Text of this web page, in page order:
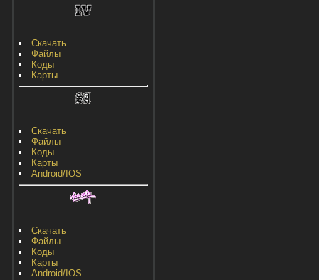
Скачать
Файлы
Коды
Карты
Скачать
Файлы
Коды
Карты
Android/IOS
Скачать
Файлы
Коды
Карты
Android/IOS